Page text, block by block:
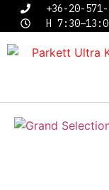
+36-20-571-
H